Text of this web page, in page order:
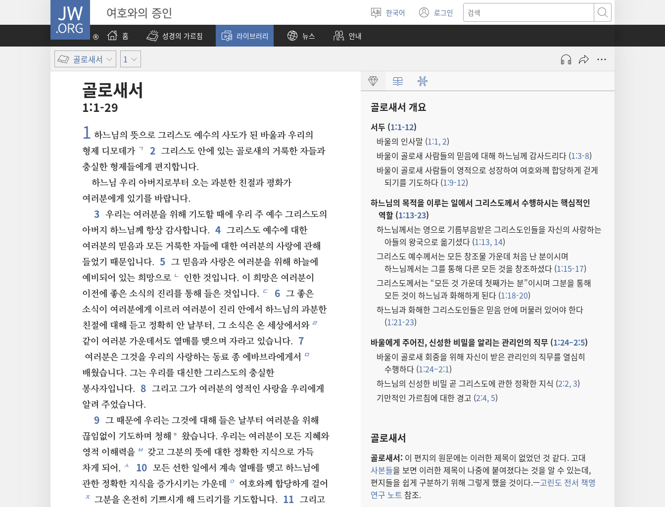
JW.ORG 여호와의 증인
언어
선택
한국어 로그인
(새로운
창
검색
홈
성경의 가르침 라이브러리 뉴스 안내
골로새서 1
골로새서
1:1-29
1 하느님의 뜻으로 그리스도 예수의 사도가 된 바울과 우리의
형제 디모데가 ㄱ 2 그리스도 안에 있는 골로새의 거룩한 자들과
충실한 형제들에게 편지합니다.
하느님 우리 아버지로부터 오는 과분한 친절과 평화가
여러분에게 있기를 바랍니다.
3 우리는 여러분을 위해 기도할 때에 우리 주 예수 그리스도의
아버지 하느님께 항상 감사합니다. 4 그리스도 예수에 대한
여러분의 믿음과 모든 거룩한 자들에 대한 여러분의 사랑에 관해
들었기 때문입니다. 5 그 믿음과 사랑은 여러분을 위해 하늘에
예비되어 있는 희망으로 ㄴ
인한 것입니다. 이 희망은 여러분이
이전에 좋은 소식의 진리를 통해 들은 것입니다. ㄷ 6 그 좋은
소식이 여러분에게 이르러 여러분이 진리 안에서 하느님의 과분한
친절에 대해 듣고 정확히 안 날부터, 그 소식은 온 세상에서와 ㄹ
같이 여러분 가운데서도 열매를 맺으며 자라고 있습니다. 7
여러분은 그것을 우리의 사랑하는 동료 종 에바브라에게서 ㅁ
배웠습니다. 그는 우리를 대신한 그리스도의 충실한
봉사자입니다.
8 그리고 그가 여러분의 영적인 사랑을 우리에게
알려 주었습니다.
9 그 때문에 우리는 그것에 대해 들은 날부터 여러분을 위해
끊임없이 기도하며 청해 * 왔습니다. 우리는 여러분이 모든 지혜와
영적 이해력을 ㅂ 갖고 그분의 뜻에 대한 정확한 지식으로 가득
차게 되어, ㅅ 10 모든 선한 일에서 계속 열매를 맺고 하느님에
관한 정확한 지식을 증가시키는 가운데 ㅇ 여호와께 합당하게 걸어
ㅈ 그분을 온전히 기쁘시게 해 드리기를 기도합니다. 11 그리고
골로새서 개요
서두 (1:1-12)
바울의 인사말 (1:1, 2)
바울이 골로새 사람들의 믿음에 대해 하느님께 감사드리다 (1:3-8)
바울이 골로새 사람들이 영적으로 성장하여 여호와께 합당하게 걷게
되기를 기도하다 (1:9-12)
하느님의 목적을 이루는 일에서 그리스도께서 수행하시는 핵심적인
역할 (1:13-23)
하느님께서는 영으로 기름부음받은 그리스도인들을 자신의 사랑하는
아들의 왕국으로 옮기셨다 (1:13, 14)
그리스도 예수께서는 모든 창조물 가운데 처음 난 분이시며
하느님께서는 그를 통해 다른 모든 것을 창조하셨다 (1:15-17)
그리스도께서는 “모든 것 가운데 첫째가는 분”이시며 그분을 통해
모든 것이 하느님과 화해하게 된다 (1:18-20)
하느님과 화해한 그리스도인들은 믿음 안에 머물러 있어야 한다
(1:21-23)
바울에게 주어진, 신성한 비밀을 알리는 관리인의 직무 (1:24–2:5)
바울이 골로새 회중을 위해 자신이 받은 관리인의 직무를 열심히
수행하다 (1:24–2:1)
하느님의 신성한 비밀 곧 그리스도에 관한 정확한 지식 (2:2, 3)
기만적인 가르침에 대한 경고 (2:4, 5)
골로새서
골로새서: 이 편지의 원문에는 이러한 제목이 없었던 것 같다. 고대
사본들을 보면 이러한 제목이 나중에 붙여졌다는 것을 알 수 있는데,
편지들을 쉽게 구분하기 위해 그렇게 했을 것이다.—고린도 전서 책명
연구 노트 참조.